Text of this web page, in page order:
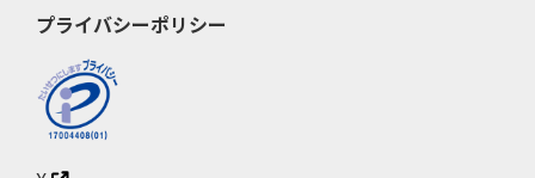
プライバシーポリシー